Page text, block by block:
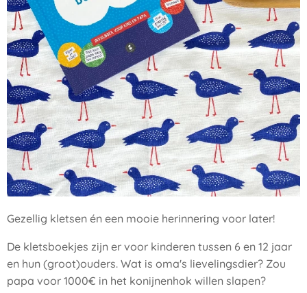
Gezellig kletsen én een mooie herinnering voor later!
De kletsboekjes zijn er voor kinderen tussen 6 en 12 jaar
en hun (groot)ouders. Wat is oma's lievelingsdier? Zou
papa voor 1000€ in het konijnenhok willen slapen?